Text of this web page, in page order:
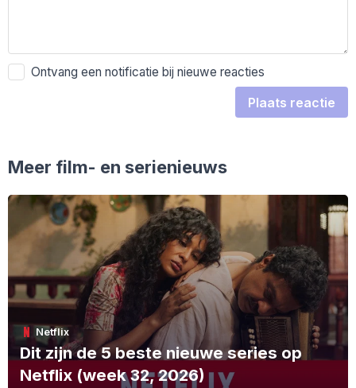
Ontvang een notificatie bij nieuwe reacties
Plaats reactie
Meer film- en serienieuws
Netflix
Dit zijn de 5 beste nieuwe series op
Netflix (week 32, 2026)